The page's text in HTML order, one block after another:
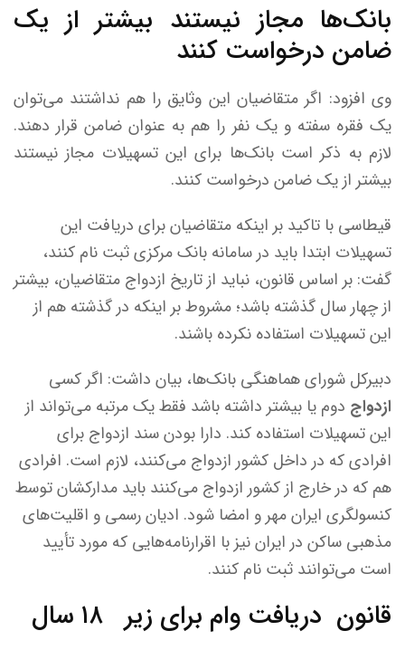
بانک‌ها مجاز نیستند بیشتر از یک
ضامن درخواست کنند
وی افزود: اگر متقاضیان این وثایق را هم نداشتند می‌توان
یک فقره سفته و یک نفر را هم به عنوان ضامن قرار دهند.
لازم به ذکر است بانک‌ها برای این تسهیلات مجاز نیستند
بیشتر از یک ضامن درخواست کنند.
قیطاسی با تاکید بر اینکه متقاضیان برای دریافت این
تسهیلات ابتدا باید در سامانه بانک مرکزی ثبت نام کنند،
گفت: بر اساس قانون، نباید از تاریخ ازدواج متقاضیان، بیشتر
از چهار سال گذشته باشد؛ مشروط بر اینکه در گذشته هم از
این تسهیلات استفاده نکرده باشند.
دبیرکل شورای هماهنگی بانک‌ها، بیان داشت: اگر کسی
ازدواج دوم یا بیشتر داشته باشد فقط یک مرتبه می‌تواند از
این تسهیلات استفاده کند. دارا بودن سند ازدواج برای
افرادی که در داخل کشور ازدواج می‌کنند، لازم است. افرادی
هم که در خارج از کشور ازدواج می‌کنند باید مدارکشان توسط
کنسولگری ایران مهر و امضا شود. ادیان رسمی و اقلیت‌های
مذهبی ساکن در ایران نیز با اقرارنامه‌هایی که مورد تأیید
است می‌توانند ثبت نام کنند.
قانون دریافت وام برای زیر ۱۸ سال